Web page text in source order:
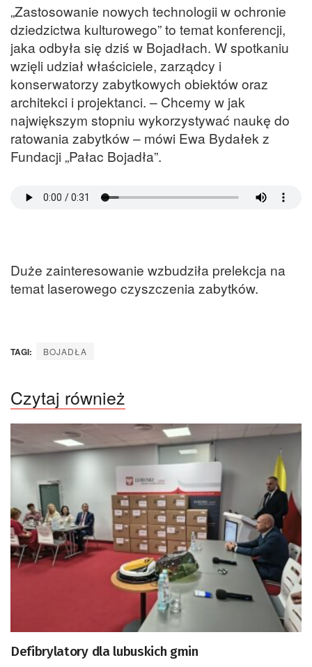
„Zastosowanie nowych technologii w ochronie
dziedzictwa kulturowego” to temat konferencji,
jaka odbyła się dziś w Bojadłach. W spotkaniu
wzięli udział właściciele, zarządcy i
konserwatorzy zabytkowych obiektów oraz
architekci i projektanci. – Chcemy w jak
największym stopniu wykorzystywać naukę do
ratowania zabytków – mówi Ewa Bydałek z
Fundacji „Pałac Bojadła”.
Duże zainteresowanie wzbudziła prelekcja na
temat laserowego czyszczenia zabytków.
TAGI: BOJADŁA
Czytaj również
Defibrylatory dla lubuskich gmin